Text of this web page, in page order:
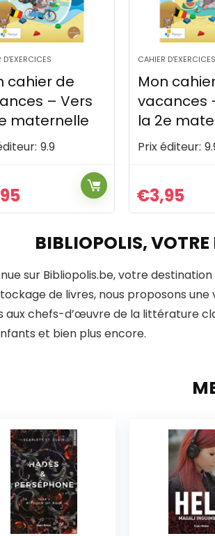
D'EXERCICES
cahier de
– Vers
maternelle
9.9
CAHIER D'EXERCICES
Mon
vacances
la 5e
Prix éditeur:
€3,95
BIBLIOPOLIS,
sur Bibliopolis.be, votre
de livres, nous proposons
aux chefs-d’œuvre de la littérature
et bien plus encore.